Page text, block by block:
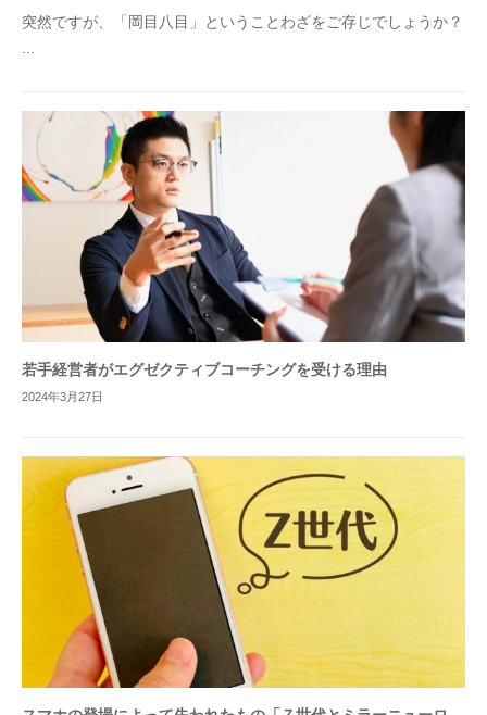
突然ですが、「岡目八目」ということわざをご存じでしょうか？
若手経営者がエグゼクティブコーチングを受ける理由
2024年3月27日